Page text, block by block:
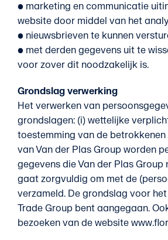
• marketing en communicatie
website door middel van het
• nieuwsbrieven te kunnen
• met derden gegevens uit te
voor zover dit noodzakelijk is.
Grondslag verwerking
Het verwerken van
grondslagen: (i) wettelijke
toestemming van de
van Van der Plas Group worden
gegevens die Van der Plas
gaat zorgvuldig om met de
verzameld. De grondslag voor
Trade Group bent aangegaan.
bezoeken van de website